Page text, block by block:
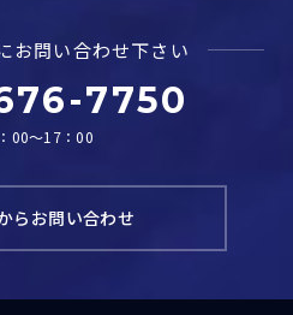
お問い合わせ下さい
7750
00～17：00
らお問い合わせ